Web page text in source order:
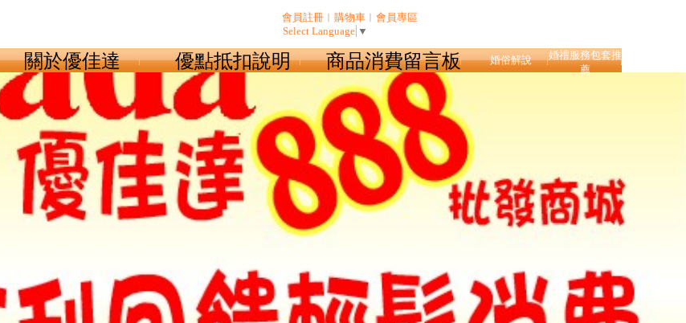
會員註冊 ︱ 購物車 ︱ 會員專區
Select Language ▼
關於優佳達 優點抵扣說明 商品消費留言板 婚俗解說
婚禮服務包套推
薦